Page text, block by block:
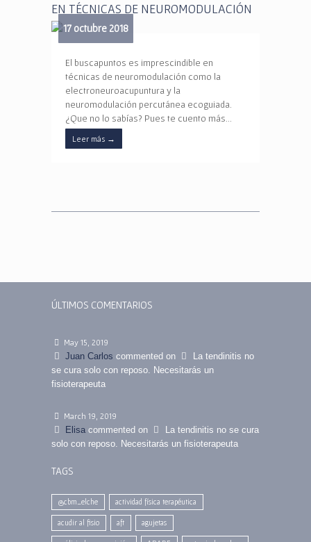
EN TÉCNICAS DE NEUROMODULACIÓN
17 octubre 2018
El buscapuntos es imprescindible en
técnicas de neuromodulación como la
electroneuroacupuntura y la
neuromodulación percutánea ecoguiada.
¿Que no lo sabías? Pues te cuento más…
Leer más →
ÚLTIMOS COMENTARIOS
May 15, 2019
Juan Carlos commented on
La tendinitis no
se cura solo con reposo. Necesitarás un
fisioterapeuta
March 19, 2019
Elisa commented on
La tendinitis no se cura
solo con reposo. Necesitarás un fisioterapeuta
TAGS
@cbm_elche actividad física terapéutica
acudir al fisio aft agujetas